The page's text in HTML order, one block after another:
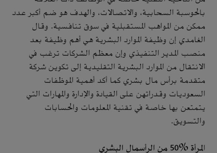
بالحوسبة السحابية، والاتصالات، والهدف هو ضم أكبر عدد
ممكن من المواهب المستقبلية في سوق تنافسية. وقال
الغامدي إن وظيفة الموارد البشرية هي أهم وظيفة بعد
منصب المدير التنفيذي وإن معظم الشركات ترغب في
الانتقال من الموارد البشرية التقليدية إلى تكوين شركة
متقدمة برأس مال بشري كما أكد أهمية الموظفات
السعوديات وقدراتهن على القيادة والإدارة والمهارات التي
يتمتعن بها خاصة في تقنية المعلومات والحسابات
والتسويق.
المرأة %50 من الرأسمال البشري